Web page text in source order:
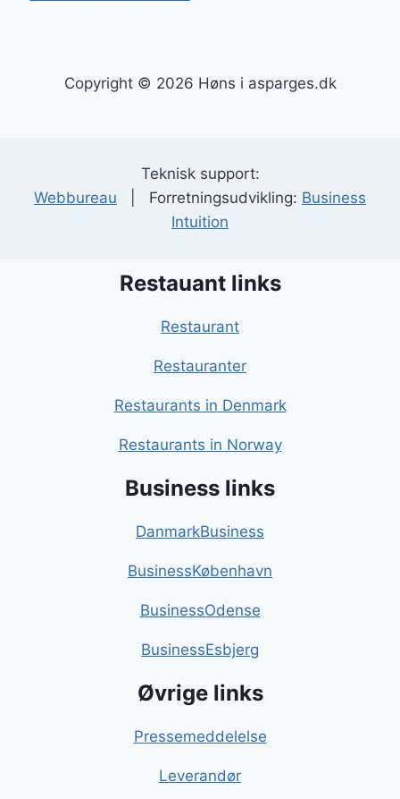
Copyright © 2026 Høns i asparges.dk
Teknisk support:
Webbureau | Forretningsudvikling: Business
Intuition
Restauant links
Restaurant
Restauranter
Restaurants in Denmark
Restaurants in Norway
Business links
DanmarkBusiness
BusinessKøbenhavn
BusinessOdense
BusinessEsbjerg
Øvrige links
Pressemeddelelse
Leverandør